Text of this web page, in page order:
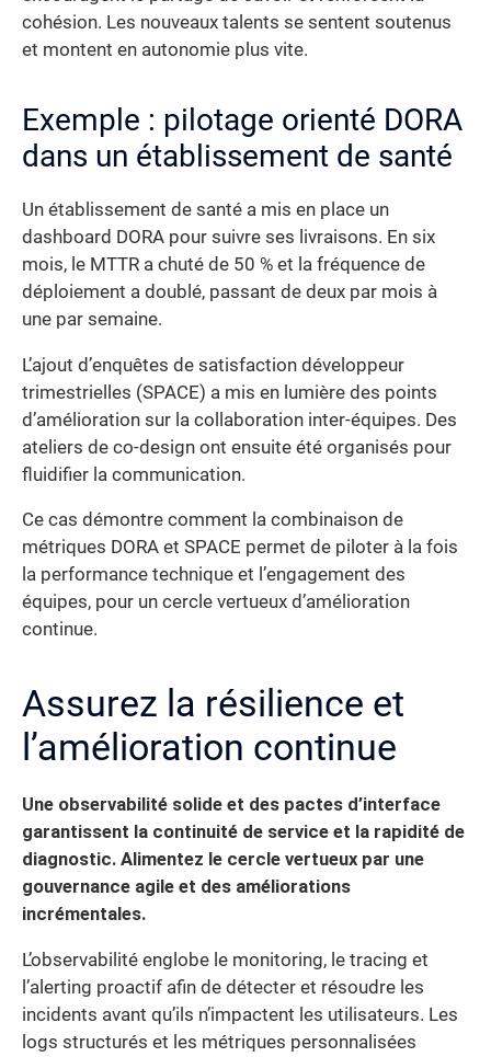
cohésion. Les nouveaux talents se sentent soutenus
et montent en autonomie plus vite.
Exemple : pilotage orienté DORA
dans un établissement de santé
Un établissement de santé a mis en place un
dashboard DORA pour suivre ses livraisons. En six
mois, le MTTR a chuté de 50 % et la fréquence de
déploiement a doublé, passant de deux par mois à
une par semaine.
L’ajout d’enquêtes de satisfaction développeur
trimestrielles (SPACE) a mis en lumière des points
d’amélioration sur la collaboration inter-équipes. Des
ateliers de co-design ont ensuite été organisés pour
fluidifier la communication.
Ce cas démontre comment la combinaison de
métriques DORA et SPACE permet de piloter à la fois
la performance technique et l’engagement des
équipes, pour un cercle vertueux d’amélioration
continue.
Assurez la résilience et
l’amélioration continue
Une observabilité solide et des pactes d’interface
garantissent la continuité de service et la rapidité de
diagnostic. Alimentez le cercle vertueux par une
gouvernance agile et des améliorations
incrémentales.
L’observabilité englobe le monitoring, le tracing et
l’alerting proactif afin de détecter et résoudre les
incidents avant qu’ils n’impactent les utilisateurs. Les
logs structurés et les métriques personnalisées